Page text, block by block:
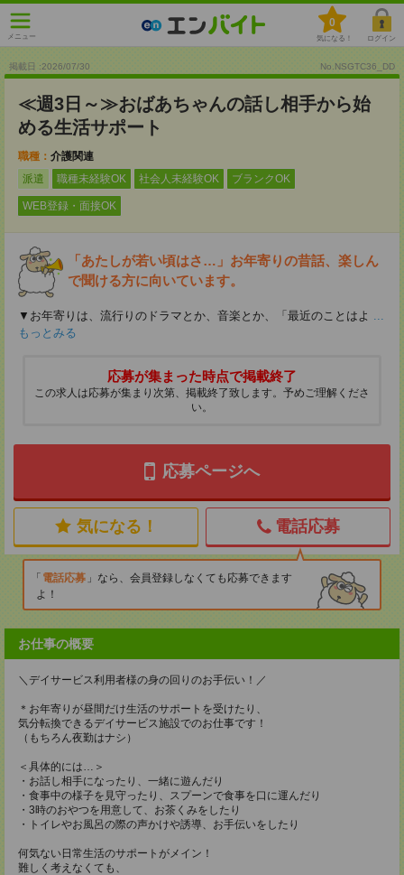
メニュー
0
気になる！ ログイン
掲載日 :2026/07/30 No.NSGTC36_DD
≪週3日～≫おばあちゃんの話し相手から始
める生活サポート
職種： 介護関連
派遣
職種未経験OK 社会人未経験OK ブランクOK
WEB登録・面接OK
「あたしが若い頃はさ…」お年寄りの昔話、楽しん
で聞ける方に向いています。
▼お年寄りは、流行りのドラマとか、音楽とか、「最近のことはよ ...
もっとみる
応募が集まった時点で掲載終了
この求人は応募が集まり次第、掲載終了致します。予めご理解くださ
い。
応募ページへ
気になる！ 電話応募
電話応募
なら、会員登録しなくても応募できます
よ！
お仕事の概要
＼デイサービス利用者様の身の回りのお手伝い！／
＊お年寄りが昼間だけ生活のサポートを受けたり、
気分転換できるデイサービス施設でのお仕事です！
（もちろん夜勤はナシ）
＜具体的には…＞
・お話し相手になったり、一緒に遊んだり
・食事中の様子を見守ったり、スプーンで食事を口に運んだり
・3時のおやつを用意して、お茶くみをしたり
・トイレやお風呂の際の声かけや誘導、お手伝いをしたり
何気ない日常生活のサポートがメイン！
難しく考えなくても、